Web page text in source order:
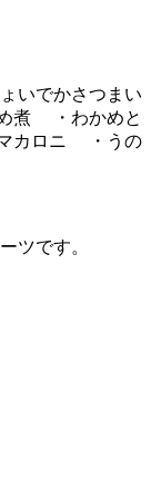
いでかさつまい
煮 ・わかめと
カロニ ・うの
ツです。